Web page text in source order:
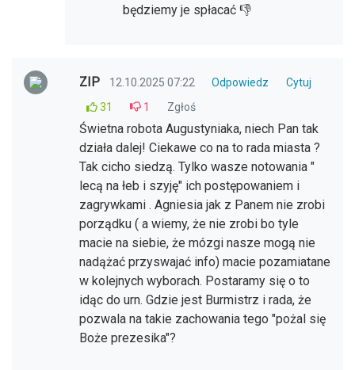
będziemy je spłacać 👎
ZIP 12.10.2025 07:22 Odpowiedz
Cytuj
31
1 Zgłoś
Świetna robota Augustyniaka, niech Pan tak
działa dalej! Ciekawe co na to rada miasta ?
Tak cicho siedzą. Tylko wasze notowania "
lecą na łeb i szyję" ich postępowaniem i
zagrywkami . Agniesia jak z Panem nie zrobi
porządku ( a wiemy, że nie zrobi bo tyle
macie na siebie, że mózgi nasze mogą nie
nadążać przyswajać info) macie pozamiatane
w kolejnych wyborach. Postaramy się o to
idąc do urn. Gdzie jest Burmistrz i rada, że
pozwala na takie zachowania tego "pożal się
Boże prezesika"?